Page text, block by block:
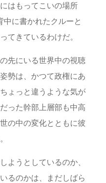
はもってこいの場所
に書かれたクルーと
てきているわけだ。
先にいる世界中の視聴
勢は、かつて政権にあ
ょっと違うような気が
った幹部上層部も中高
の中の変化とともに彼
ようとしているのか、
るのかは、まだしばら